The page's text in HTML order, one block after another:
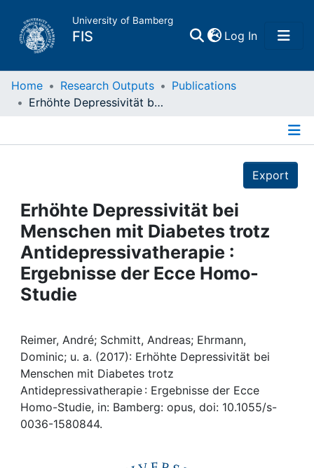
University of Bamberg
FIS Log In(current)
Home
Projects
People
Institutions
My FIS
Help
Home Research Outputs
Publications
Erhöhte Depressivität bei Menschen mit Diabetes trotz Antidepressivatherapie : Ergebnisse der Ecce Homo-Studie
Export
Erhöhte Depressivität bei
Menschen mit Diabetes trotz
Antidepressivatherapie :
Ergebnisse der Ecce Homo-
Studie
Reimer, André; Schmitt, Andreas; Ehrmann,
Dominic; u. a. (2017): Erhöhte Depressivität bei
Menschen mit Diabetes trotz
Antidepressivatherapie : Ergebnisse der Ecce
Homo-Studie, in: Bamberg: opus, doi: 10.1055/s-
0036-1580844.